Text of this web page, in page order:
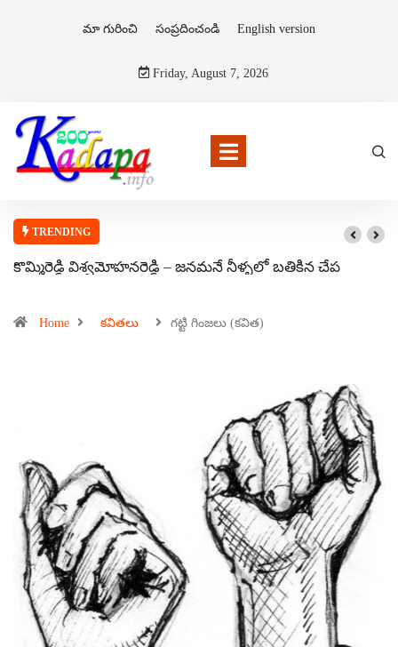
మా గురించి సంప్రదించండి English version
Friday, August 7, 2026
TRENDING
కొమ్మిరెడ్డి విశ్వమోహనరెడ్డి – జనమనే నీళ్ళలో బతికిన చేప
Home కవితలు గట్టి గింజలు (కవిత)